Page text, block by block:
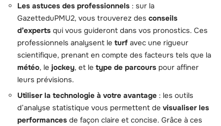
Les astuces des professionnels : sur la
GazetteduPMU2, vous trouverez des conseils
d’experts qui vous guideront dans vos pronostics. Ces
professionnels analysent le turf avec une rigueur
scientifique, prenant en compte des facteurs tels que la
météo, le jockey, et le type de parcours pour affiner
leurs prévisions.
Utiliser la technologie à votre avantage : les outils
d’analyse statistique vous permettent de visualiser les
performances de façon claire et concise. Grâce à ces